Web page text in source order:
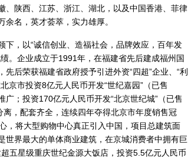
、陕西、江苏、浙江、湖北，以及中国香港、菲律
名，英才荟萃，实力雄厚。
，以“诚信创业、造福社会，品牌效应，百年发
。企业成立于1991年，在福建省先后建成福州国
后荣获福建省政府授予引进外资“四超”企业、“利
京市投资8亿元人民币开发“世纪嘉园”（已售
；投资170亿元人民币开发“北京世纪城”（已售
，配套齐全，连续四年夺得北京市年度销售冠
，将大型购物中心真正引入中国，项目总建筑面
界最大的单体商业建筑，在京城消费者中拥有巨
五星级重庆世纪金源大饭店，投资5.5亿元人民币